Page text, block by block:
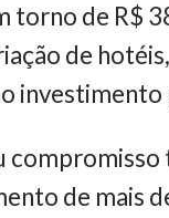
torno de R$
de
compromisso
de mais